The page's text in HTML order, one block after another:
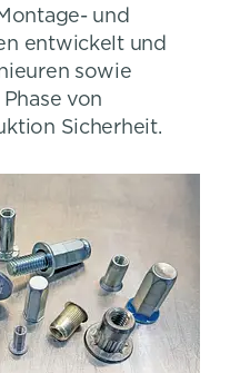
und
entwickelt und
sowie
von
Sicherheit.